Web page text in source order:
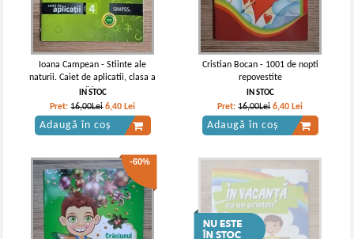
Ioana Campean - Stiinte ale
naturii. Caiet de aplicatii, clasa a
IV-a
IN STOC
Pret:16,00Lei 6,40 Lei
Adaugă în coș
Cristian Bocan - 1001 de nopti
repovestite
IN STOC
Pret:16,00Lei 6,40 Lei
Adaugă în coș
-60%